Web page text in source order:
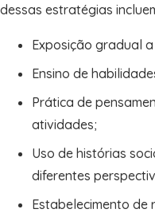
dessas estratégias
Exposição gradual
Ensino de
Prática de
atividades;
Uso de histórias
diferentes
Estabelecimento de